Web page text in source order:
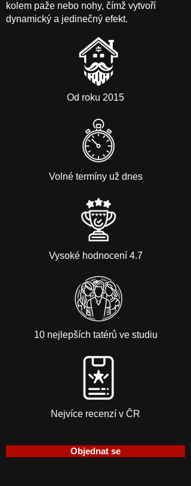
kolem paže nebo nohy, čímž vytvoří
dynamický a jedinečný efekt.
Od roku 2015
Volné termíny už dnes
Vysoké hodnocení 4.7
10 nejlepších tatérů ve studiu
Nejvíce recenzí v ČR
Objednat se